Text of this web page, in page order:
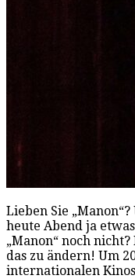
Lieben Sie
heute Abend ja
„Manon“ noch
das zu ändern! Um
internationalen